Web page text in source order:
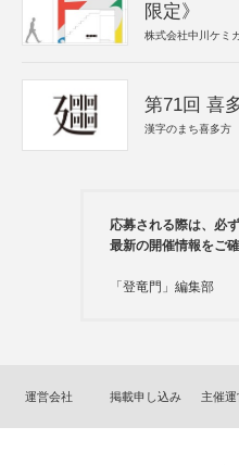
限定》
株式会社中川ケミ
第71回 喜
漢字のまち喜多方
応募される際は、必
最新の開催情報をご
「登竜門」編集部
運営会社 掲載申し込み 主催